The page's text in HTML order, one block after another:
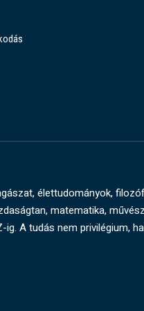
élettudományok,
matematika,
A tudás nem privilégium,